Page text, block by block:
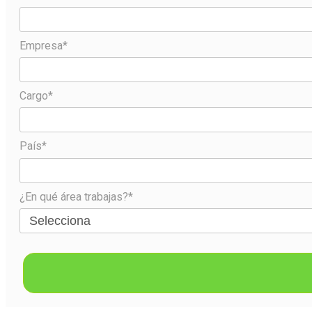
Empresa*
Cargo*
País*
¿En qué área trabajas?*